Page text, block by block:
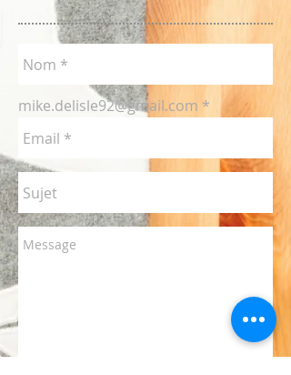
mike.delisle92@gmail.com